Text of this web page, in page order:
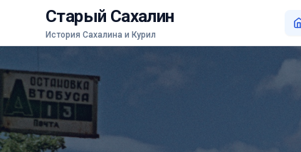
Старый Сахалин
История Сахалина и Курил